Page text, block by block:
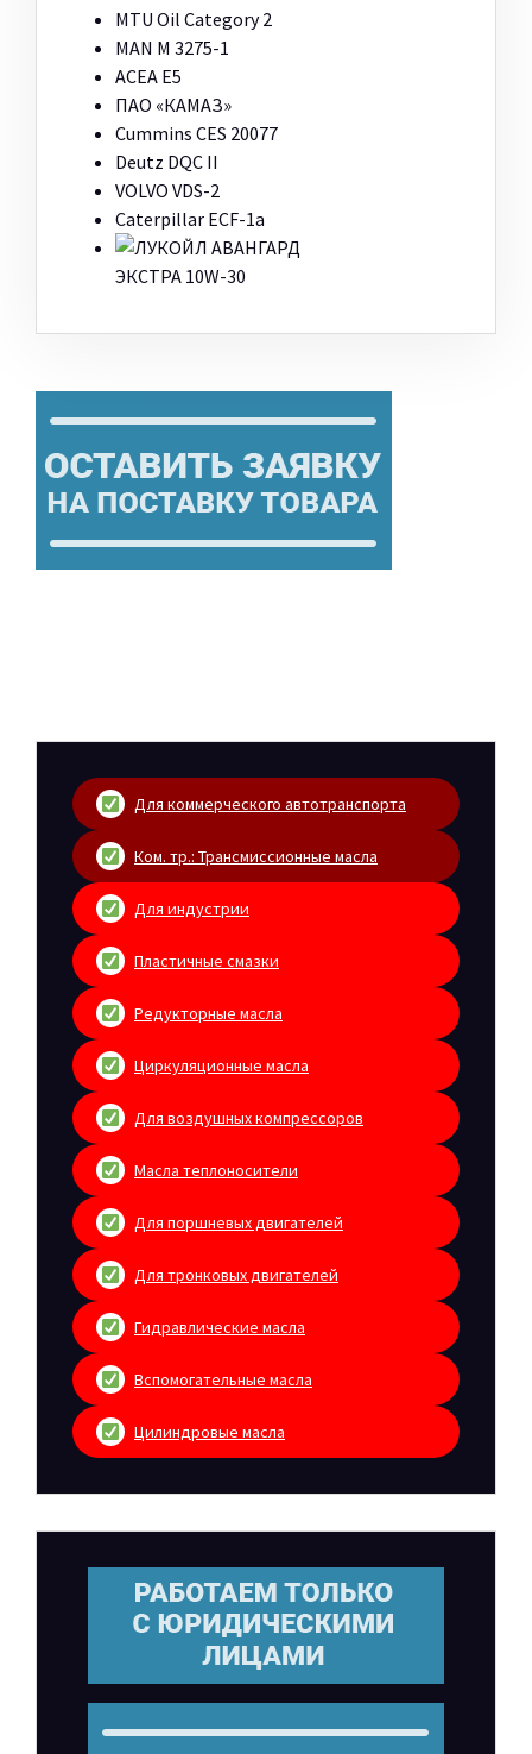
MTU Oil Category 2
MAN M 3275-1
ACEA E5
ПАО «КАМАЗ»
Cummins CES 20077
Deutz DQC II
VOLVO VDS-2
Caterpillar ECF-1a
Для коммерческого автотранспорта
Ком. тр.: Трансмиссионные масла
Для индустрии
Пластичные смазки
Редукторные масла
Циркуляционные масла
Для воздушных компрессоров
Масла теплоносители
Для поршневых двигателей
Для тронковых двигателей
Гидравлические масла
Вспомогательные масла
Цилиндровые масла